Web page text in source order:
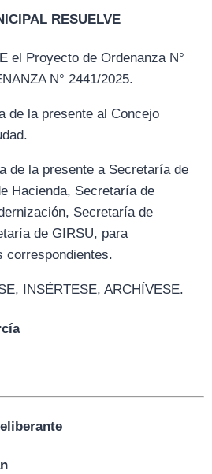
RESUELVE
el Proyecto de Ordenanza N°
N° 2441/2025.
de la presente al Concejo
de la presente a Secretaría de
Hacienda, Secretaría de
Secretaría de
de GIRSU, para
correspondientes.
INSÉRTESE, ARCHÍVESE.